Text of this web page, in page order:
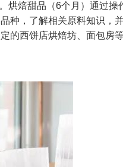
烘焙甜品（6个月）通过操
种，了解相关原料知识，
的西饼店烘焙坊、面包房